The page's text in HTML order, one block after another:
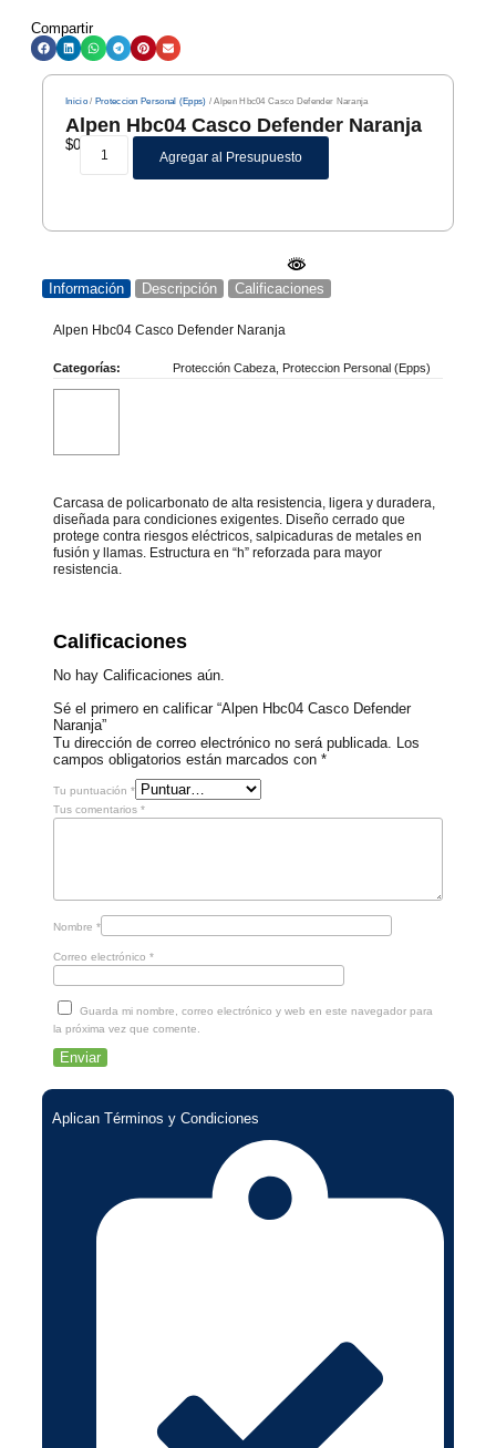
Compartir
Inicio/ Proteccion Personal (Epps) / Alpen Hbc04 Casco Defender Naranja
Alpen Hbc04 Casco Defender Naranja
$0
Agregar al Presupuesto
Información Descripción Calificaciones
Alpen Hbc04 Casco Defender Naranja
Categorías: Protección Cabeza Proteccion Personal (Epps)
Carcasa de policarbonato de alta resistencia, ligera y duradera,
diseñada para condiciones exigentes. Diseño cerrado que
protege contra riesgos eléctricos, salpicaduras de metales en
fusión y llamas. Estructura en “h” reforzada para mayor
resistencia.
Calificaciones
No hay Calificaciones aún.
Sé el primero en calificar “Alpen Hbc04 Casco Defender
Naranja”
Tu dirección de correo electrónico no será publicada. Los
campos obligatorios están marcados con *
Tu puntuación *
Tus comentarios *
Nombre *
Correo electrónico *
Guarda mi nombre, correo electrónico y web en este navegador para
la próxima vez que comente.
Aplican Términos y Condiciones